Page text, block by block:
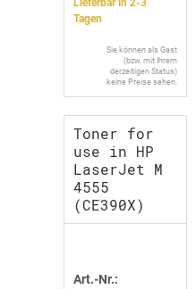
Lieferbar in 2-3
Tagen
Sie können als Gast
(bzw. mit Ihrem
derzeitigen Status)
keine Preise sehen.
Toner for
use in HP
LaserJet M
4555
(CE390X)
Art.-Nr.: